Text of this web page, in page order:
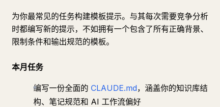
为你最常见的任务构建模板提示。与其每次需要竞争分析
时都编写新的提示，不如拥有一个包含了所有正确背景、
限制条件和输出规范的模板。
本月任务
编写一份全面的 CLAUDE.md，涵盖你的知识库结
构、笔记规范和 AI 工作流偏好